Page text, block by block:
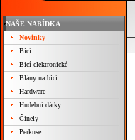
NAŠE NABÍDKA
Novinky
Bicí
Bicí elektronické
Blány na bicí
Hardware
Hudební dárky
Činely
Perkuse